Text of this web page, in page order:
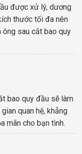
được xử lý, dương
thước tối đa nên
sau cắt bao quy
bao quy đầu sẽ làm
quan hệ, khẳng
mãn cho bạn tình.